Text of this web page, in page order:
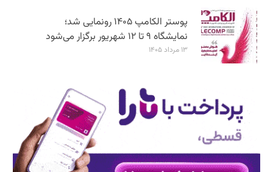
پوستر الکامپ ۱۴۰۵ رونمایی شد؛
نمایشگاه ۹ تا ۱۲ شهریور برگزار می‌شود
۱۳ مرداد ۱۴۰۵